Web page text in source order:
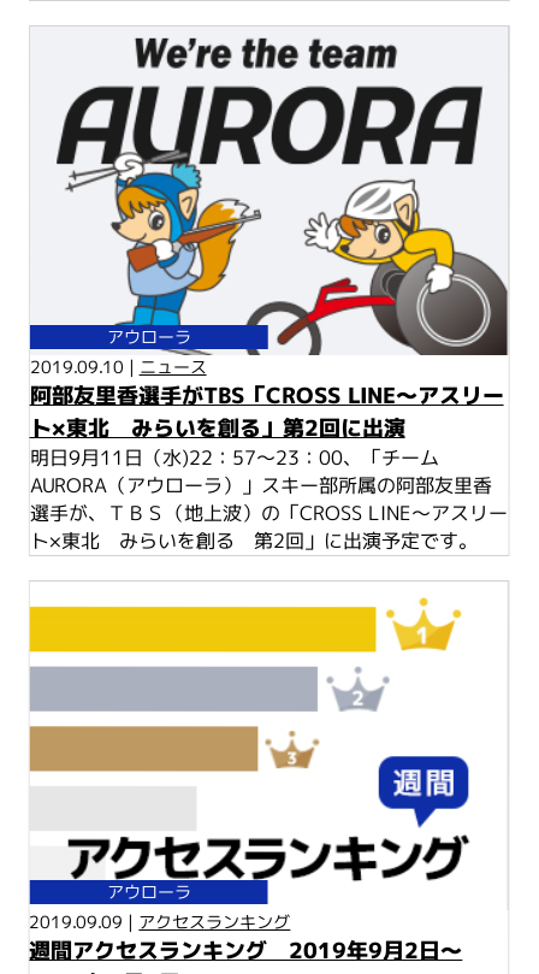
アウローラ
2019.09.10 | ニュース
阿部友里香選手がTBS「CROSS LINE～アスリー
ト×東北 みらいを創る」第2回に出演
明日9月11日（水)22：57～23：00、「チーム
AURORA（アウローラ）」スキー部所属の阿部友里香
選手が、ＴＢＳ（地上波）の「CROSS LINE～アスリー
ト×東北 みらいを創る 第2回」に出演予定です。
アウローラ
2019.09.09 | アクセスランキング
週間アクセスランキング 2019年9月2日～